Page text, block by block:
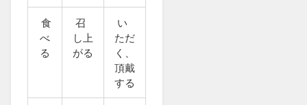
食
べ
る
召
し上
がる
い
ただ
く、
頂戴
する